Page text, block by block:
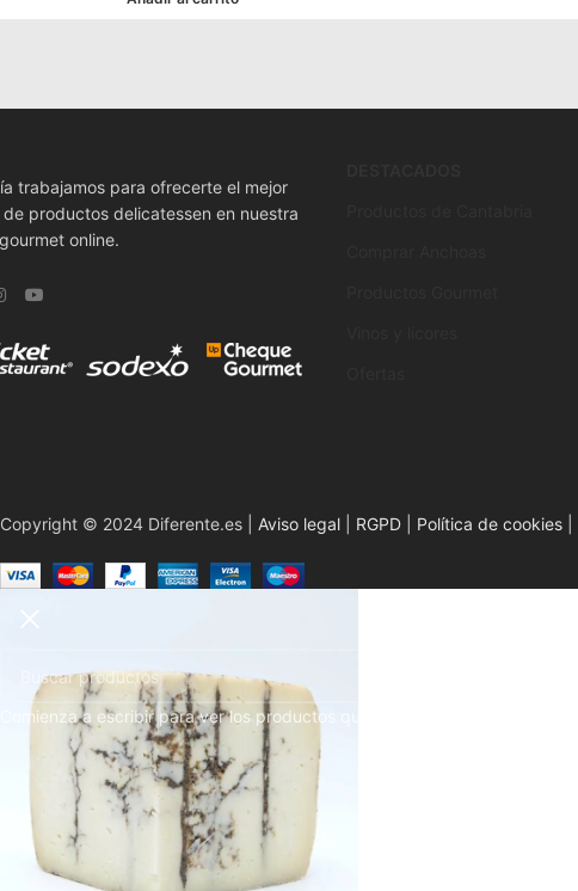
trabajamos para ofrecerte el mejor
productos delicatessen en nuestra
online.
Copyright © 2024 Diferente.es | Aviso legal RGPD Política de cookies
Comienza a escribir para ver los productos que estás buscando.